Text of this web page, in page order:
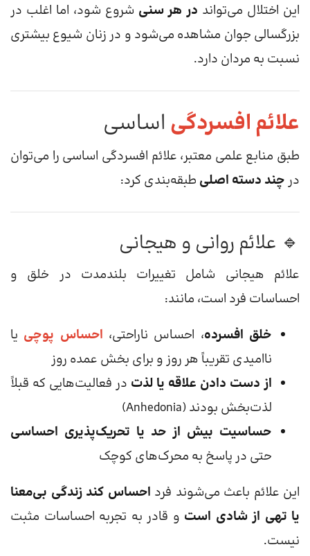
این اختلال می‌تواند در هر سنی شروع شود، اما اغلب در
بزرگسالی جوان مشاهده می‌شود و در زنان شیوع بیشتری
نسبت به مردان دارد.
علائم افسردگی اساسی
طبق منابع علمی معتبر، علائم افسردگی اساسی را می‌توان
در چند دسته اصلی طبقه‌بندی کرد:
🔹 علائم روانی و هیجانی
علائم هیجانی شامل تغییرات بلندمدت در خلق و
احساسات فرد است، مانند:
خلق افسرده، احساس ناراحتی، احساس پوچی یا
ناامیدی تقریباً هر روز و برای بخش عمده روز
از دست دادن علاقه یا لذت در فعالیت‌هایی که قبلاً
لذت‌بخش بودند (Anhedonia)
حساسیت بیش از حد یا تحریک‌پذیری احساسی
حتی در پاسخ به محرک‌های کوچک
این علائم باعث می‌شوند فرد احساس کند زندگی بی‌معنا
یا تهی از شادی است و قادر به تجربه احساسات مثبت
نیست.